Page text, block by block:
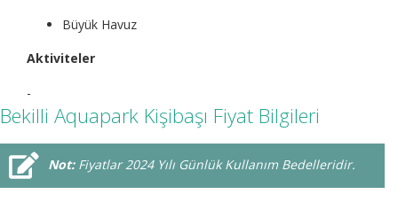
Büyük Havuz
Aktiviteler
-
Bekilli Aquapark Kişibaşı Fiyat Bilgileri
Not: Fiyatlar 2024 Yılı Günlük Kullanım Bedelleridir.